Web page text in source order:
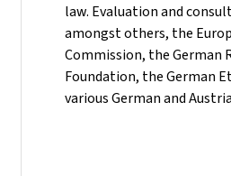
law. Evaluation and
amongst others, the
Commission, the German
Foundation, the German
various German and